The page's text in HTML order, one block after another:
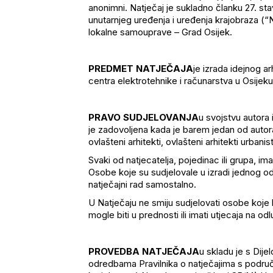
anonimni. Natječaj je sukladno članku 27.
unutarnjeg uređenja i uređenja krajobraza
lokalne samouprave – Grad Osijek.
PREDMET NATJEČAJAje izrada idejnog
centra elektrotehnike i računarstva u
PRAVO SUDJELOVANJAu svojstvu autora
je zadovoljena kada je barem jedan od
ovlašteni arhitekti, ovlašteni arhitekti
Svaki od natjecatelja, pojedinac ili grupa,
Osobe koje su sudjelovale u izradi jednog
natječajni rad samostalno.
U Natječaju ne smiju sudjelovati osobe
mogle biti u prednosti ili imati utjecaja na
PROVEDBA NATJEČAJAu skladu je s
odredbama Pravilnika o natječajima s